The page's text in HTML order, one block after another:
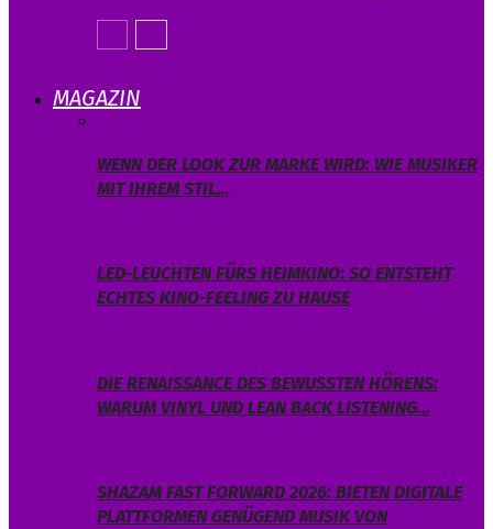
MAGAZIN
WENN DER LOOK ZUR MARKE WIRD: WIE MUSIKER
MIT IHREM STIL…
LED-LEUCHTEN FÜRS HEIMKINO: SO ENTSTEHT
ECHTES KINO-FEELING ZU HAUSE
DIE RENAISSANCE DES BEWUSSTEN HÖRENS:
WARUM VINYL UND LEAN BACK LISTENING…
SHAZAM FAST FORWARD 2026: BIETEN DIGITALE
PLATTFORMEN GENÜGEND MUSIK VON